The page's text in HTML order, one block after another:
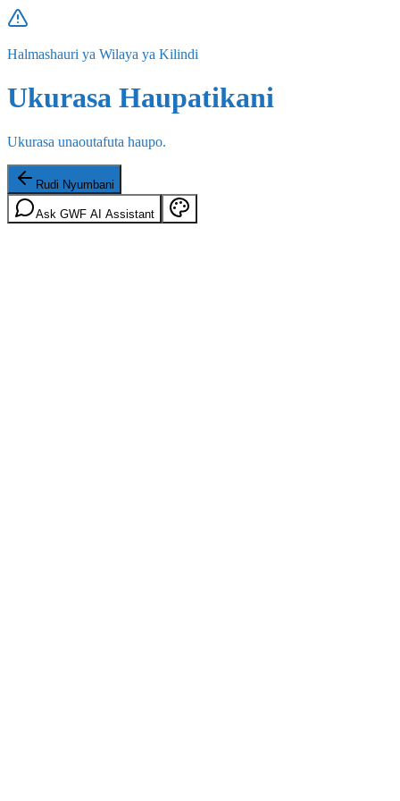
Halmashauri ya Wilaya ya Kilindi
Ukurasa Haupatikani
Ukurasa unaoutafuta haupo.
Rudi Nyumbani
Ask GWF AI Assistant